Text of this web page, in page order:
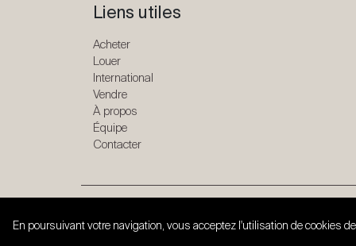
En poursuivant votre navigation, vous acceptez l'utilisation de cookies
Liens utiles
Acheter
Louer
International
Vendre
À propos
Équipe
Contacter
Copyright © 2026 SPG ONE. Tous droits réservés.